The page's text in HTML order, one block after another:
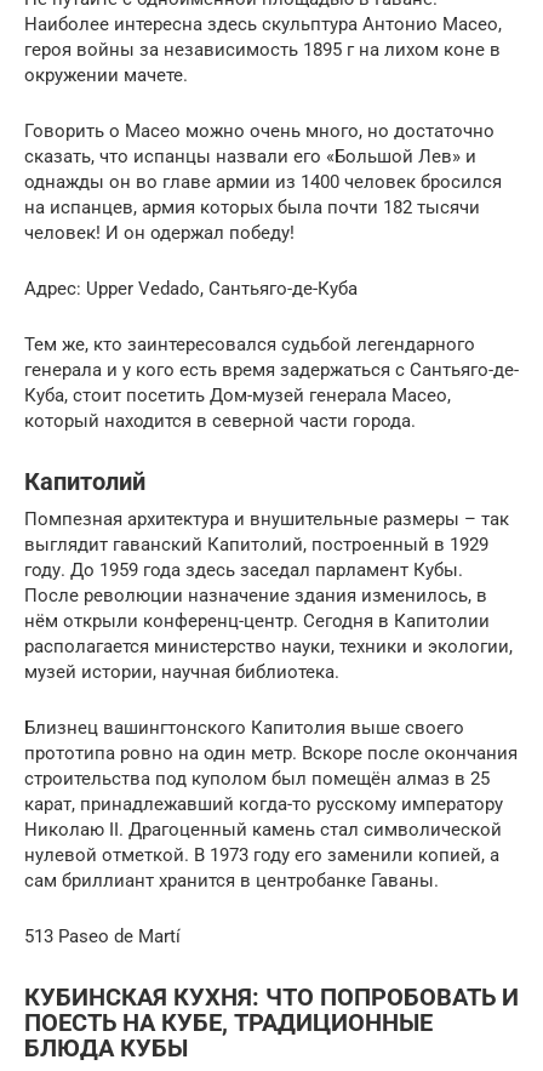
Наиболее интересна здесь скульптура Антонио Масео,
героя войны за независимость 1895 г на лихом коне в
окружении мачете.
Говорить о Масео можно очень много, но достаточно
сказать, что испанцы назвали его «Большой Лев» и
однажды он во главе армии из 1400 человек бросился
на испанцев, армия которых была почти 182 тысячи
человек! И он одержал победу!
Адрес: Upper Vedado, Сантьяго-де-Куба
Тем же, кто заинтересовался судьбой легендарного
генерала и у кого есть время задержаться с Сантьяго-де-
Куба, стоит посетить Дом-музей генерала Масео,
который находится в северной части города.
Капитолий
Помпезная архитектура и внушительные размеры – так
выглядит гаванский Капитолий, построенный в 1929
году. До 1959 года здесь заседал парламент Кубы.
После революции назначение здания изменилось, в
нём открыли конференц-центр. Сегодня в Капитолии
располагается министерство науки, техники и экологии,
музей истории, научная библиотека.
Близнец вашингтонского Капитолия выше своего
прототипа ровно на один метр. Вскоре после окончания
строительства под куполом был помещён алмаз в 25
карат, принадлежавший когда-то русскому императору
Николаю II. Драгоценный камень стал символической
нулевой отметкой. В 1973 году его заменили копией, а
сам бриллиант хранится в центробанке Гаваны.
513 Paseo de Martí
КУБИНСКАЯ КУХНЯ: ЧТО ПОПРОБОВАТЬ И
ПОЕСТЬ НА КУБЕ, ТРАДИЦИОННЫЕ
БЛЮДА КУБЫ